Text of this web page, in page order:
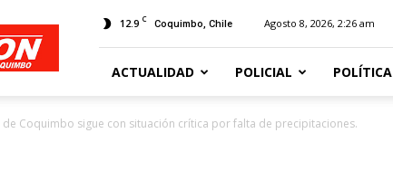
12.9 C Coquimbo, Chile Agosto 8, 2026, 2:26 am
ACTUALIDAD POLICIAL POLÍTICA
de Coquimbo sigue con situación crítica por falta de precipitaciones.